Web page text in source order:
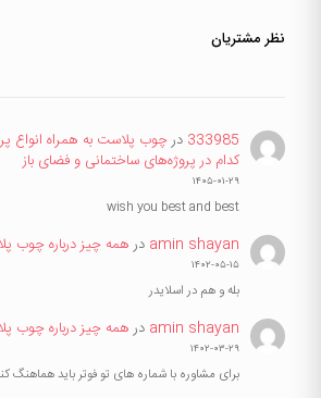
نظر مشتریان
333985 در
کدام در پروژه‌های ساختمانی و فضای باز
۱۴۰۵-۰۱-۲۹
wish you best and best
amin shayan درهمه چیز درباره چوب
۱۴۰۲-۰۵-۱۵
بله و هم در اسلایدر
amin shayan درهمه چیز درباره چوب
۱۴۰۲-۰۳-۲۹
برای مشاوره با شماره های تو فوتر باید هماهنگ